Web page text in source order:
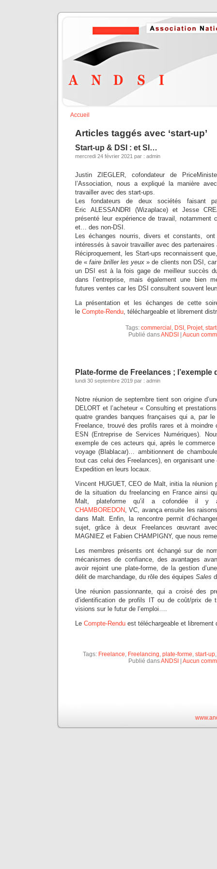
Accueil
Articles taggés avec ‘start-up’
Start-up & DSI : et SI…
mercredi 24 février 2021 par : admin
Justin ZIEGLER, cofondateur de
l’Association, nous a expliqué la manière
travailler avec des start-ups.
Les fondateurs de deux sociétés faisant
Eric ALESSANDRI (Wizaplace) et Jesse
présenté leur expérience de travail, notamment
et… des non-DSI.
Les échanges nourris, divers et constants,
intéressés à savoir travailler avec des partenaires
Réciproquement, les Start-ups reconnaissent
de «faire briller les yeux » de clients non DSI,
un DSI est à la fois gage de meilleur succès
dans l’entreprise, mais également une bien
futures ventes car les DSI consultent souvent
La présentation et les échanges de cette
le Compte-Rendu, téléchargeable et librement
Tags: commercial , DSI , Projet,
Publié dansANDSI Aucun
Plate-forme de Freelances ; l’exemple
lundi 30 septembre 2019 par : admin
Notre réunion de septembre tient son origine
DELORT et l’acheteur « Consulting et
quatre grandes banques françaises qui a, par le
Freelance, trouvé des profils rares et à moindre
ESN (Entreprise de Services Numériques).
exemple de ces acteurs qui, après le
voyage (Blablacar)… ambitionnent de
tout cas celui des Freelances), en organisant une
Expedition en leurs locaux.
Vincent HUGUET, CEO de Malt, initia la réunion
de la situation du freelancing en France ainsi
Malt, plateforme qu’il a cofondée il
CHAMBOREDON, VC, avança ensuite les
dans Malt. Enfin, la rencontre permit
sujet, grâce à deux Freelances œuvrant
MAGNIEZ et Fabien CHAMPIGNY, que nous
Les membres présents ont échangé sur de
mécanismes de confiance, des avantages
avoir rejoint une plate-forme, de la gestion
délit de marchandage, du rôle des équipes Sales
Une réunion passionnante, qui a croisé des
d’identification de profils IT ou de coût/prix de
visions sur le futur de l’emploi….
Le Compte-Rendu est téléchargeable et librement
Tags: Freelance, Freelancing, plate-forme, start-up
Publié dansANDSI Aucun